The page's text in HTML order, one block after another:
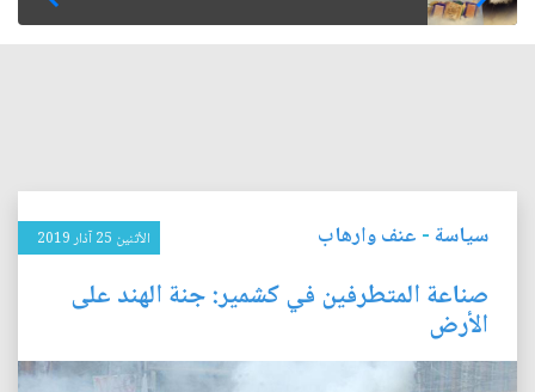
سياسة- عنف وارهاب الأثنين 25 آذار 2019
صناعة المتطرفين في كشمير: جنة الهند على
الأرض